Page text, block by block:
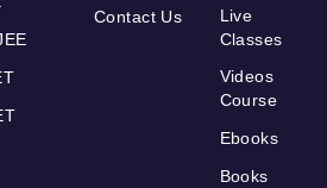
Contact Us
Live
Classes
Videos
Course
Ebooks
Books